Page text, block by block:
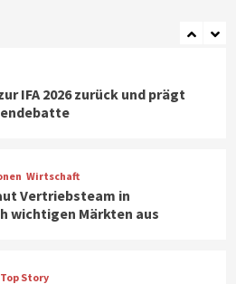
des BSI
IFA 2026 zurück und prägt
Wirtschaft
Vertriebsteam in
wichtigen Märkten aus
Top Story